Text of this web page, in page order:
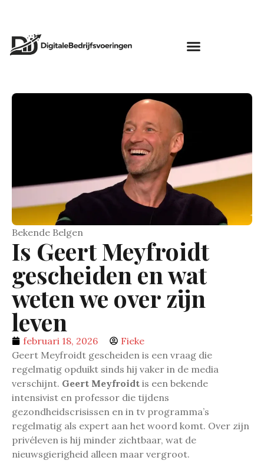
Bekende Belgen
Is Geert Meyfroidt
gescheiden en wat
weten we over zijn
leven
februari 18, 2026
Fieke
Geert Meyfroidt gescheiden is een vraag die
regelmatig opduikt sinds hij vaker in de media
verschijnt. Geert Meyfroidt is een bekende
intensivist en professor die tijdens
gezondheidscrisissen en in tv programma’s
regelmatig als expert aan het woord komt. Over zijn
privéleven is hij minder zichtbaar, wat de
nieuwsgierigheid alleen maar vergroot.